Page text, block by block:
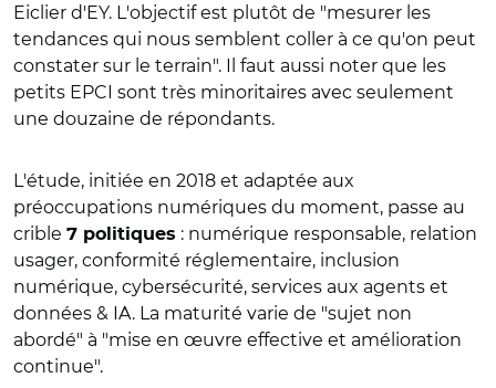
Eiclier d'EY. L'objectif est plutôt de "mesurer les
tendances qui nous semblent coller à ce qu'on peut
constater sur le terrain". Il faut aussi noter que les
petits EPCI sont très minoritaires avec seulement
une douzaine de répondants.
L'étude, initiée en 2018 et adaptée aux
préoccupations numériques du moment, passe au
crible 7 politiques : numérique responsable, relation
usager, conformité réglementaire, inclusion
numérique, cybersécurité, services aux agents et
données & IA. La maturité varie de "sujet non
abordé" à "mise en œuvre effective et amélioration
continue".